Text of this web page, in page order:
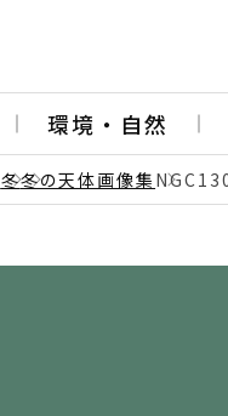
環境・自然
冬冬の天体画像集